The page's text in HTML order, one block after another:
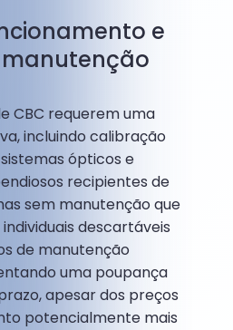
e
CBC requerem uma
incluindo calibração
ópticos e
recipientes de
sem manutenção que
descartáveis
de manutenção
uma poupança
apesar dos preços
potencialmente mais